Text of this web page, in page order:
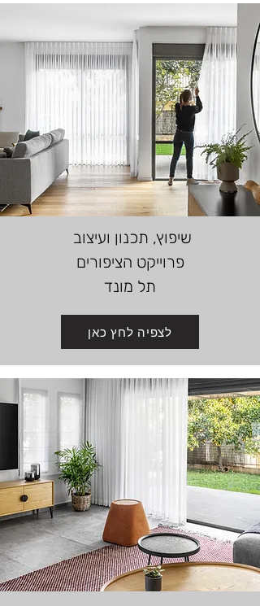
שיפוץ, תכנון ועיצוב
פרוייקט הציפורים
תל מונד
לצפיה לחץ כאן